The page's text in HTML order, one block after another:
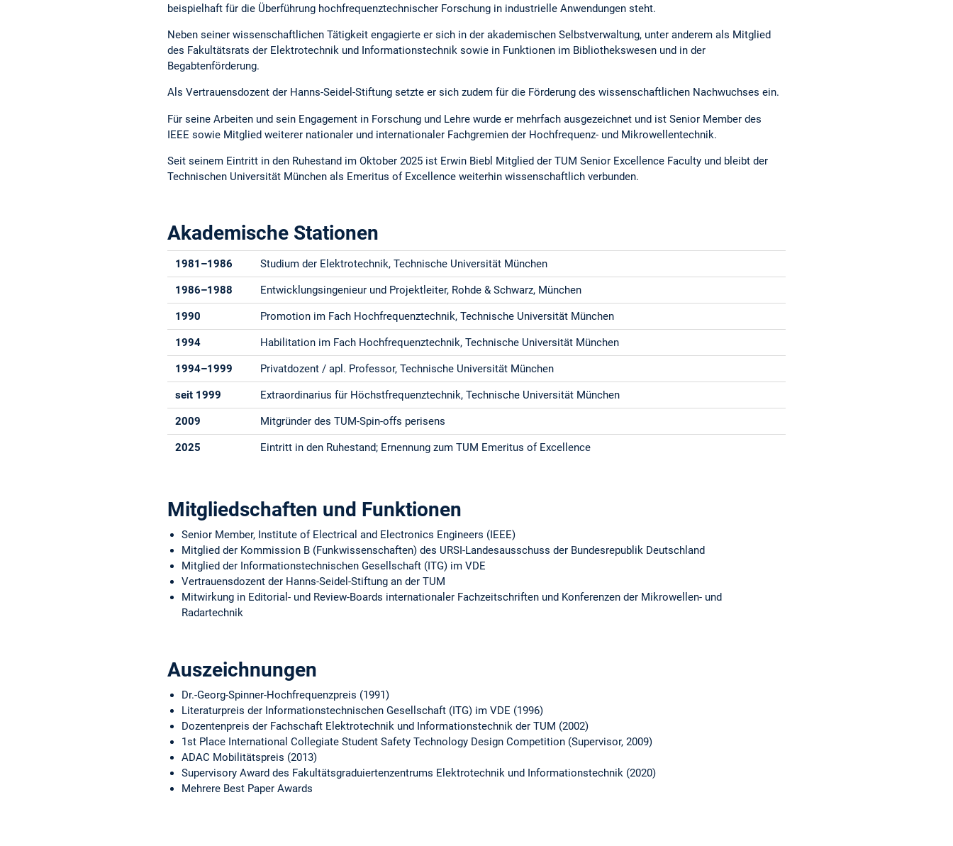
beispielhaft für die Überführung hochfrequenztechnischer Forschung in industrielle Anwendungen steht.
Neben seiner wissenschaftlichen Tätigkeit engagierte er sich in der akademischen Selbstverwaltung, unter anderem als Mitglied
des Fakultätsrats der Elektrotechnik und Informationstechnik sowie in Funktionen im Bibliothekswesen und in der
Begabtenförderung.
Als Vertrauensdozent der Hanns-Seidel-Stiftung setzte er sich zudem für die Förderung des wissenschaftlichen Nachwuchses ein.
Für seine Arbeiten und sein Engagement in Forschung und Lehre wurde er mehrfach ausgezeichnet und ist Senior Member des
IEEE sowie Mitglied weiterer nationaler und internationaler Fachgremien der Hochfrequenz- und Mikrowellentechnik.
Seit seinem Eintritt in den Ruhestand im Oktober 2025 ist Erwin Biebl Mitglied der TUM Senior Excellence Faculty und bleibt der
Technischen Universität München als Emeritus of Excellence weiterhin wissenschaftlich verbunden.
Akademische Stationen
1981–1986 Studium der Elektrotechnik, Technische Universität München
1986–1988 Entwicklungsingenieur und Projektleiter, Rohde & Schwarz, München
1990 Promotion im Fach Hochfrequenztechnik, Technische Universität München
1994 Habilitation im Fach Hochfrequenztechnik, Technische Universität München
1994–1999 Privatdozent / apl. Professor, Technische Universität München
seit 1999 Extraordinarius für Höchstfrequenztechnik, Technische Universität München
2009 Mitgründer des TUM-Spin-offs perisens
2025 Eintritt in den Ruhestand; Ernennung zum TUM Emeritus of Excellence
Mitgliedschaften und Funktionen
Senior Member, Institute of Electrical and Electronics Engineers (IEEE)
Mitglied der Kommission B (Funkwissenschaften) des URSI-Landesausschuss der Bundesrepublik Deutschland
Mitglied der Informationstechnischen Gesellschaft (ITG) im VDE
Vertrauensdozent der Hanns-Seidel-Stiftung an der TUM
Mitwirkung in Editorial- und Review-Boards internationaler Fachzeitschriften und Konferenzen der Mikrowellen- und
Radartechnik
Auszeichnungen
Dr.-Georg-Spinner-Hochfrequenzpreis (1991)
Literaturpreis der Informationstechnischen Gesellschaft (ITG) im VDE (1996)
Dozentenpreis der Fachschaft Elektrotechnik und Informationstechnik der TUM (2002)
1st Place International Collegiate Student Safety Technology Design Competition (Supervisor, 2009)
ADAC Mobilitätspreis (2013)
Supervisory Award des Fakultätsgraduiertenzentrums Elektrotechnik und Informationstechnik (2020)
Mehrere Best Paper Awards